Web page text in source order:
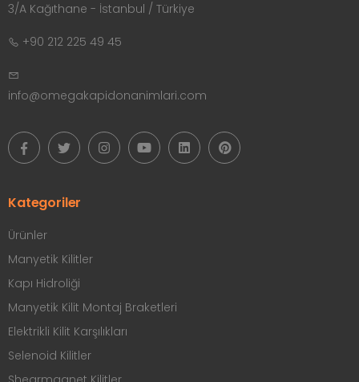
3/A Kağıthane - İstanbul / Türkiye
+90 212 225 49 45
info@omegakapidonanimlari.com
Kategoriler
Ürünler
Manyetik Kilitler
Kapı Hidroliği
Manyetik Kilit Montaj Braketleri
Elektrikli Kilit Karşılıkları
Selenoid Kilitler